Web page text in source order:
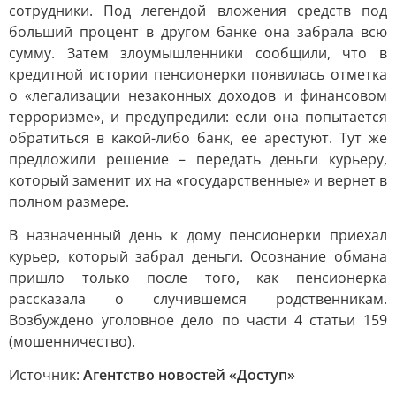
сотрудники. Под легендой вложения средств под
больший процент в другом банке она забрала всю
сумму. Затем злоумышленники сообщили, что в
кредитной истории пенсионерки появилась отметка
о «легализации незаконных доходов и финансовом
терроризме», и предупредили: если она попытается
обратиться в какой-либо банк, ее арестуют. Тут же
предложили решение – передать деньги курьеру,
который заменит их на «государственные» и вернет в
полном размере.
В назначенный день к дому пенсионерки приехал
курьер, который забрал деньги. Осознание обмана
пришло только после того, как пенсионерка
рассказала о случившемся родственникам.
Возбуждено уголовное дело по части 4 статьи 159
(мошенничество).
Источник: Агентство новостей «Доступ»